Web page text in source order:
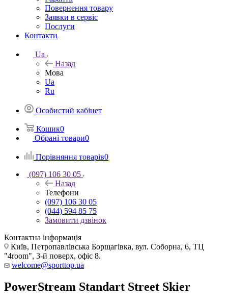
Повернення товару
Заявки в сервіс
Послуги
Контакти
Ua
Назад
Мова
Ua
Ru
Особистий кабінет
Кошик0
Обрані товари0
Порівняння товарів0
(097) 106 30 05
Назад
Телефони
(097) 106 30 05
(044) 594 85 75
Замовити дзвінок
Контактна інформація
Київ, Петропавлівська Борщагівка, вул. Соборна, 6, ТЦ
"4room", 3-й поверх, офіс 8.
welcome@sporttop.ua
PowerStream Standart Street Skier